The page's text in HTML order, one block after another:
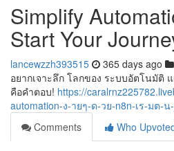
Simplify
Start Your
lancewzzh393515 365 days ago
อยากเจาะลึก โลกของ ระบบอัตโนมัติ
คือคำตอบ! https://
automation-ง-ายๆ-ด-วย-n8n-เร-มต-
Comments
Who